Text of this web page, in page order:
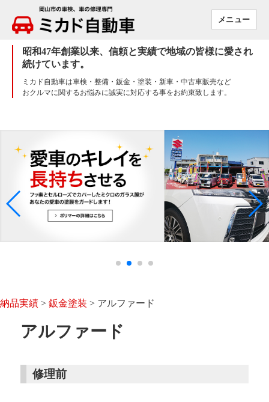
昭和47年創業以来、信頼と実績で地域の皆様に愛され
続けています。
ミカド自動車は車検・整備・鈑金・塗装・新車・中古車販売など
おクルマに関するお悩みに誠実に対応する事をお約束致します。
ミカド
自動車
メニュー
納品実績 > 鈑金塗装 > アルファード
アルファード
修理前